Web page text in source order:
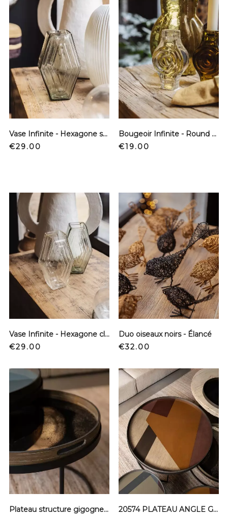
Vase Infinite - Hexagone smokey green
Price
€29.00
Bougeoir Infinite - Round clear
Price
€19.00
Vase Infinite - Hexagone clear
Price
€29.00
Duo oiseaux noirs - Élancé
Price
€32.00
Plateau structure gigogne - Edge bronze miroir
20574 PLATEAU ANGLE GLASS BRONZE XL